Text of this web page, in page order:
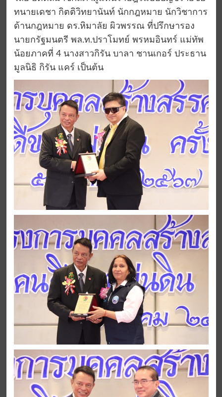
ทนายเดชา กิตติวิทยานันท์ นักกฎหมาย นักวิชาการ
ด้านกฎหมาย ดร.หิมาลัย ผิวพรรณ ที่ปรึกษารอง
นายกรัฐมนตรี พล.ท.ปราโมทย์ พรหมอินทร์ แม่ทัพ
น้อยภาคที่ 4 นางสาวกิรัน บาลา ชานเกอร์ ประธาน
มูลนิธิ กิรัน แคร์ เป็นต้น